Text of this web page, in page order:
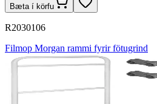
Bæta í körfu
R2030106
Filmop Morgan rammi fyrir fötugrind